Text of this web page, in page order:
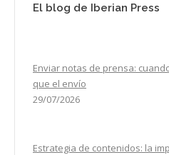
El blog de Iberian Press
Enviar notas de prensa:
que el envío
29/07/2026
Estrategia de contenidos: la